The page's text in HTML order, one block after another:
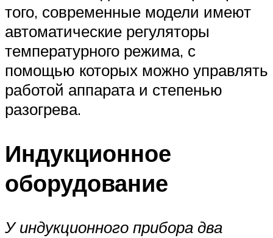
того, современные модели имеют
автоматические регуляторы
температурного режима, с
помощью которых можно управлять
работой аппарата и степенью
разогрева.
Индукционное
оборудование
У индукционного прибора два